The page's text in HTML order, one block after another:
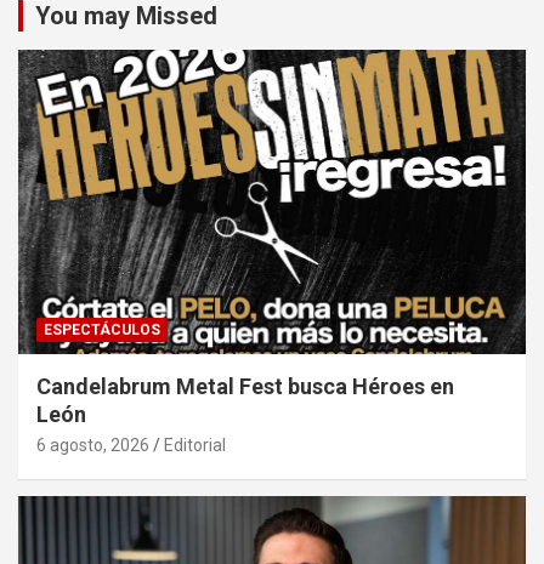
You may Missed
ESPECTÁCULOS
Candelabrum Metal Fest busca Héroes en
León
6 agosto, 2026 Editorial